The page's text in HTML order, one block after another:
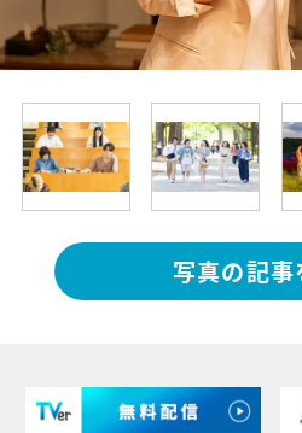
写真の記事